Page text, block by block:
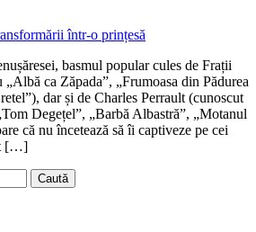
într-o prințesă
basmul popular cules de Frații
ca Zăpada”, „Frumoasa din Pădurea
dar și de Charles Perrault (cunoscut
Degețel”, „Barbă Albastră”, „Motanul
că nu încetează să îi captiveze pe cei
[…]